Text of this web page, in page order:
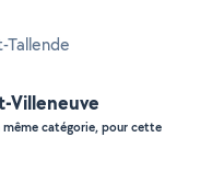
Tallende
Villeneuve
catégorie, pour cette